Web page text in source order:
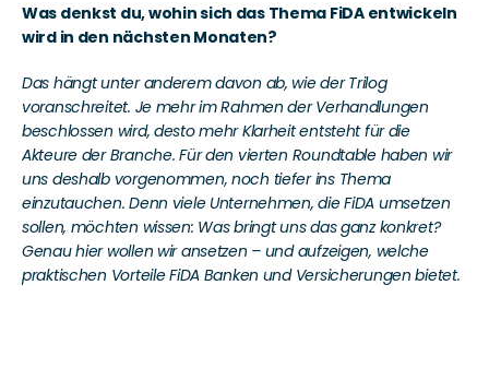
Was denkst du, wohin sich das Thema FiDA entwickeln
wird in den nächsten Monaten?
Das hängt unter anderem davon ab, wie der Trilog
voranschreitet. Je mehr im Rahmen der Verhandlungen
beschlossen wird, desto mehr Klarheit entsteht für die
Akteure der Branche. Für den vierten Roundtable haben wir
uns deshalb vorgenommen, noch tiefer ins Thema
einzutauchen. Denn viele Unternehmen, die FiDA umsetzen
sollen, möchten wissen: Was bringt uns das ganz konkret?
Genau hier wollen wir ansetzen – und aufzeigen, welche
praktischen Vorteile FiDA Banken und Versicherungen bietet.